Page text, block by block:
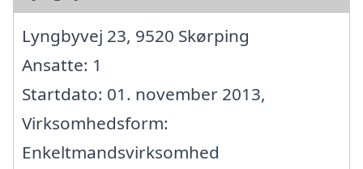
Lyngbyvej 23, 9520 Skørping
Ansatte: 1
Startdato: 01. november 2013,
Virksomhedsform:
Enkeltmandsvirksomhed